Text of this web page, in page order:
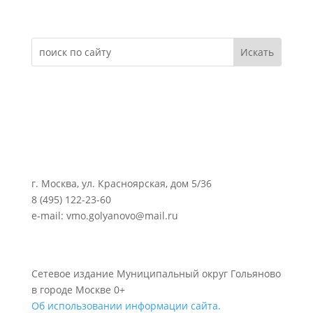
г. Москва, ул. Красноярская, дом 5/36
8 (495) 122-23-60
e-mail: vmo.golyanovo@mail.ru
Сетевое издание Муниципальный округ Гольяново
в городе Москве 0+
Об использовании информации сайта.